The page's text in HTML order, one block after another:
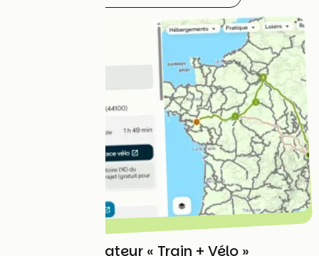
Notre planificateur « Train + Vélo »